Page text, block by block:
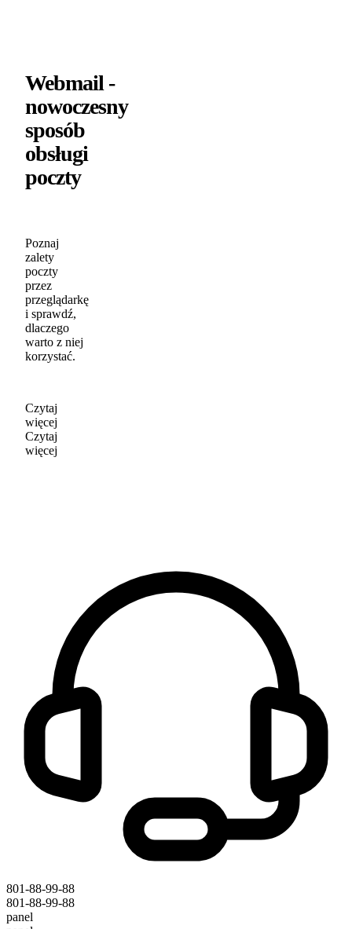
Webmail -
nowoczesny
sposób
obsługi
poczty
Poznaj
zalety
poczty
przez
przeglądarkę
i sprawdź,
dlaczego
warto z niej
korzystać.
Czytaj
więcej
Czytaj
więcej
801-88-99-88
801-88-99-88
panel